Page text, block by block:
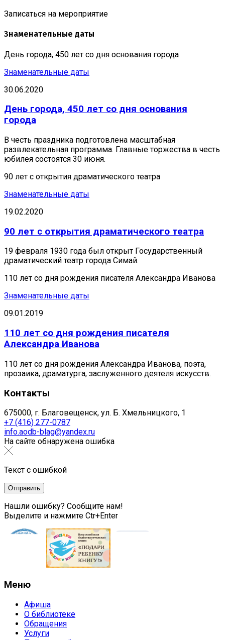
Записаться на мероприятие
Знаменательные даты
День города, 450 лет со дня основания города
Знаменательные даты
30.06.2020
День города, 450 лет со дня основания
города
В честь праздника подготовлена масштабная
развлекательная программа. Главные торжества в честь
юбилея состоятся 30 июня.
90 лет с открытия драматического театра
Знаменательные даты
19.02.2020
90 лет с открытия драматического театра
19 февраля 1930 года был открыт Государственный
драматический театр города Симай.
110 лет со дня рождения писателя Александра Иванова
Знаменательные даты
09.01.2019
110 лет со дня рождения писателя
Александра Иванова
110 лет со дня рождения Александра Иванова, поэта,
прозаика, драматурга, заслуженного деятеля искусств.
Контакты
675000, г. Благовещенск, ул. Б. Хмельницкого, 1
+7 (416) 277-0787
info.aodb-blag@yandex.ru
На сайте обнаружена ошибка
Текст с ошибкой
Нашли ошибку? Сообщите нам!
Выделите и нажмите Ctr+Enter
Меню
Афиша
О библиотеке
Обращения
Услуги